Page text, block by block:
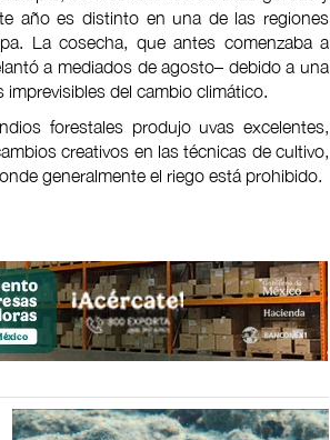
año es distinto en una de las regiones
La cosecha, que antes comenzaba a
a mediados de agosto– debido a una
del cambio climático.
forestales produjo uvas excelentes,
creativos en las técnicas de cultivo,
generalmente el riego está prohibido.